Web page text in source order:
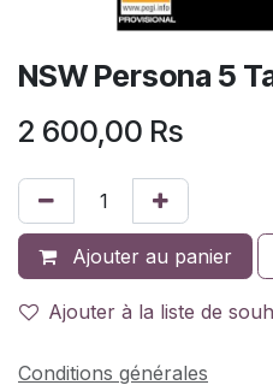
NSW Persona 5
2 600,00 Rs
Ajouter au panier
Ajouter à la liste de
Conditions générales